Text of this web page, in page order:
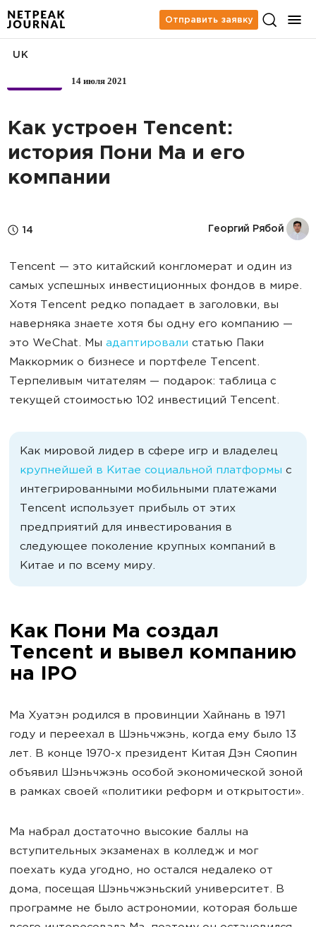
Отправить заявку
14 июля 2021
UK
Как устроен Tencent:
история Пони Ма и его
компании
14 Георгий Рябой
Tencent — это китайский конгломерат и один из
самых успешных инвестиционных фондов в мире.
Хотя Tencent редко попадает в заголовки, вы
наверняка знаете хотя бы одну его компанию —
это WeChat. Мы адаптировали статью Паки
Маккормик о бизнесе и портфеле Tencent.
Терпеливым читателям — подарок: таблица с
текущей стоимостью 102 инвестиций Tencent.
Как мировой лидер в сфере игр и владелец
крупнейшей в Китае социальной платформы с
интегрированными мобильными платежами
Tencent использует прибыль от этих
предприятий для инвестирования в
следующее поколение крупных компаний в
Китае и по всему миру.
Как Пони Ма создал
Tencent и вывел компанию
на IPO
Ма Хуатэн родился в провинции Хайнань в 1971
году и переехал в Шэньчжэнь, когда ему было 13
лет. В конце 1970-х президент Китая Дэн Сяопин
объявил Шэньчжэнь особой экономической зоной
в рамках своей «политики реформ и открытости».
Ма набрал достаточно высокие баллы на
вступительных экзаменах в колледж и мог
поехать куда угодно, но остался недалеко от
дома, посещая Шэньчжэньский университет. В
программе не было астрономии, которая больше